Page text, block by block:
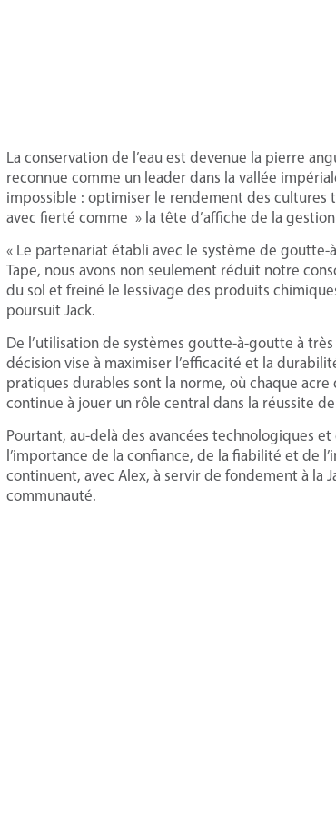
La conservation de l’eau est devenue la pierre
reconnue comme un leader dans la vallée
impossible : optimiser le rendement des cultures
avec fierté comme » la tête d’affiche de la
« Le partenariat établi avec le système de
Tape, nous avons non seulement réduit notre
du sol et freiné le lessivage des produits
poursuit Jack.
De l’utilisation de systèmes goutte-à-goutte à
décision vise à maximiser l’efficacité et la
pratiques durables sont la norme, où chaque
continue à jouer un rôle central dans la réussite
Pourtant, au-delà des avancées technologiques
l’importance de la confiance, de la fiabilité et de
continuent, avec Alex, à servir de fondement à la
communauté.